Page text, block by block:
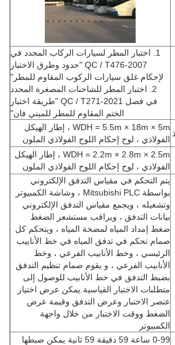
1. اختبار المطر لسيارات الركاب المحدد في
QC / T476-2007 "حدود وطرق الاختبار
لإحكام غلق سيارات الركوب المقاوم للمطر"
2. اختبار المطر للشاحنات المصغرة المحدد
في فصل QC / T271-2021 "طريقة اختبار
الختم المقاوم للمطر للميني فان"
WDH = 5.5m × 18m × 5m ، إطار الهيكل
الفولاذي ، لوح إحكام اللوح الفولاذي الملون
WDH = 2.2m × 2.8m × 2.5m ، إطار الهيكل
الفولاذي ، لوح إحكام اللوح الفولاذي الملون
يتم التحكم في مقياس التدفق الإلكتروني
بواسطة Mitsubishi PLC ، وشاشة الكمبيوتر
وتشغيله ، ويجمع مقياس التدفق الإلكتروني
بيانات التدفق ، ويراقب مستشعر الضغط
ضغط إمداد المياه لمضخة المياه ، ويتحكم كل
صمام تحكم في تدفق المياه في خط الأنابيب
الرئيسي ، وخط الأنابيب الفرعي ، وخط
الأنابيب الفرعي ، و يقوم صمام تنظيم التدفق
بضبط التدفق في خط الأنابيب للوصول إلى
متطلبات الاختبار القياسية.يمكن عرض اختيار
عنصر الاختبار وعرض التدفق وقيمة عرض
الضغط ووقت الاختبار من خلال واجهة
الكمبيوتر
0-99 ساعة 59 دقيقة 59 ثانية يمكن ضبطها